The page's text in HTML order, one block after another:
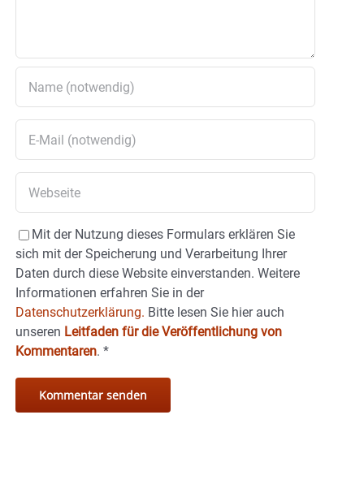
Mit der Nutzung dieses Formulars erklären Sie
sich mit der Speicherung und Verarbeitung Ihrer
Daten durch diese Website einverstanden. Weitere
Informationen erfahren Sie in der
Datenschutzerklärung. Bitte lesen Sie hier auch
unseren Leitfaden für die Veröffentlichung von
Kommentaren. *